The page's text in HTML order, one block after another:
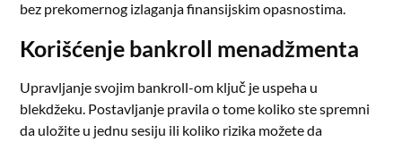
bez prekomernog izlaganja finansijskim opasnostima.
Korišćenje bankroll menadžmenta
Upravljanje svojim bankroll-om ključ je uspeha u
blekdžeku. Postavljanje pravila o tome koliko ste spremni
da uložite u jednu sesiju ili koliko rizika možete da